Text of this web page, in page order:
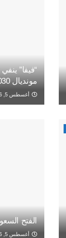
“فيفا”
مونديال 2030
أغسطس 5, 2026
الفتح
أغسطس 5, 2026